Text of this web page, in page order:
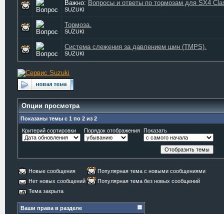
Важно: Вопросы и ответы по тормозам для SX4
SUZUKI
Тормоза.
SUZUKI
Система слежения за давлением шин (TMPS).
SUZUKI
Опции просмотра
Показаны темы с 1 по 2 из 2
Критерий сортировки
Порядок отображения Показать
Новые сообщения
Популярная тема с новыми сообщениями
Нет новых сообщений
Популярная тема без новых сообщений
Тема закрыта
Ваши права в разделе